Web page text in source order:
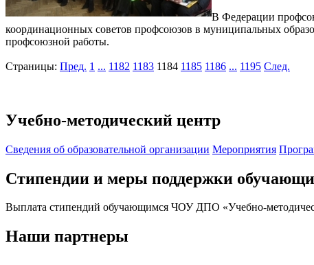
В Федерации
координационных советов профсоюзов в муниципальных
профсоюзной работы.
Страницы: Пред. 1 ... 1182 1183 1184 1185 1186 ... 1195 След.
Учебно-методический центр
Cведения об образовательной организации Мероприятия
Стипендии и меры поддержки
Выплата стипендий обучающимся ЧОУ ДПО «Учебно-
Наши партнеры